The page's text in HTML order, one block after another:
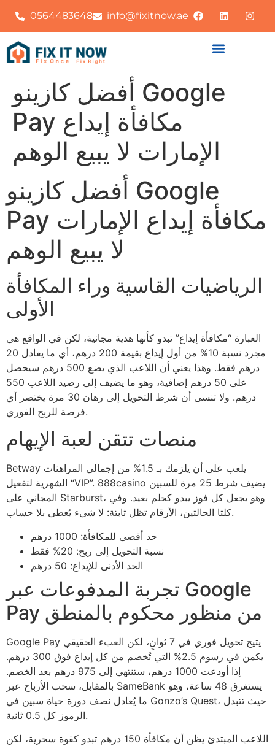
0564483648 info@fixitnow.ae
أفضل كازينو Google
Pay مكافأة إيداع
الإمارات لا يبيع الوهم
أفضل كازينو Google
Pay مكافأة إيداع الإمارات
لا يبيع الوهم
الرياضيات القاسية وراء المكافأة
الأولى
العبارة “مكافأة إيداع” تبدو كأنها هدية مجانية، لكن في الواقع هي
مجرد نسبة 10% من أول إيداع بقيمة 200 درهم، أي ما يعادل 20
درهم فقط. وهذا يعني أن اللاعب الذي يضع 500 درهم سيحصل
على 50 درهم إضافية، وهو ما يضيف إلى رصيد اللاعب 550
درهم. ولا تنسى أن شرط التحويل إلى رهان 30 مرة يختصر أي
فرصة للربح الفوري.
منصات تتقن لعبة الإيهام
Betway يلعب على أن يلزمك بـ 1.5% من إجمالي المراهنات
الشهرية لتفعيل “VIP”. 888casino يضيف شرط 25 مرة للسبين
المجاني على Starburst، وهو يجعل كل فوز يبدو كحلم بعيد. وفي
كلتا الحالتين، الأرقام تظل ثابتة: لا شيء يُعطى بلا حساب.
حد أقصى للمكافأة: 1000 درهم
نسبة التحويل إلى ربح: 20% فقط
الحد الأدنى للإيداع: 50 درهم
تجربة المدفوعات عبر Google
Pay من منظور محكوم بالمنطق
Google Pay يتيح تحويل فوري في 7 ثوانٍ، لكن العبء الحقيقي
يكمن في رسوم 2.5% التي تُخصم من كل إيداع فوق 300 درهم.
إذا أودعت 1000 درهم، ستنتهي إلى 975 درهم بعد الخصم.
بالمقابل، سحب الأرباح عبر SameBank يستغرق 48 ساعة، وهو
ما يُعادل نصف دورة حياة سبين في Gonzo’s Quest، حيث تتبدل
الرموز كل 0.5 ثانية.
اللاعب المبتدئ يظن أن مكافأة 150 درهم تبدو كقوة سحرية، لكن